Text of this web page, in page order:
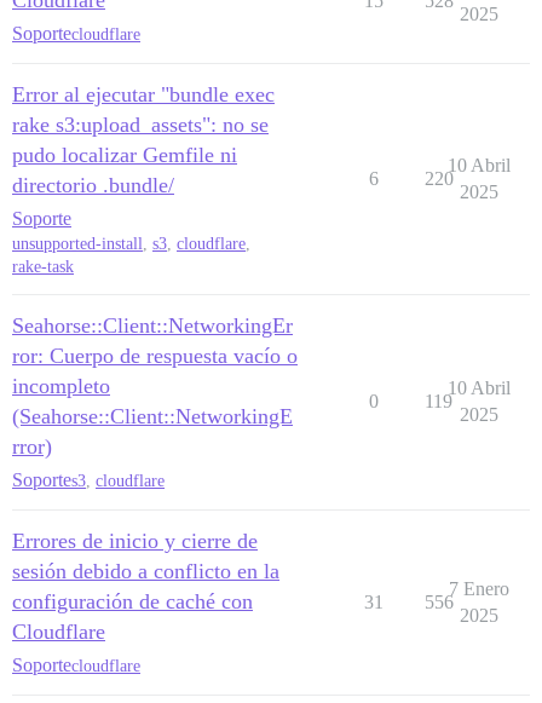
Soportecloudflare
2025
Error al ejecutar "bundle exec
rake s3:upload_assets": no se
pudo localizar Gemfile ni
directorio .bundle/
Soporte
unsupported-install, s3, cloudflare,
rake-task
6 220
10 Abril
2025
Seahorse::Client::NetworkingEr
ror: Cuerpo de respuesta vacío o
incompleto
(Seahorse::Client::NetworkingE
rror)
Soportes3 cloudflare
0 119
10 Abril
2025
Errores de inicio y cierre de
sesión debido a conflicto en la
configuración de caché con
Cloudflare
Soportecloudflare
31 556
7 Enero
2025